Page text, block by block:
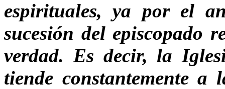
espirituales, ya por el
sucesión del episcopado
verdad. Es decir, la
tiende constantemente